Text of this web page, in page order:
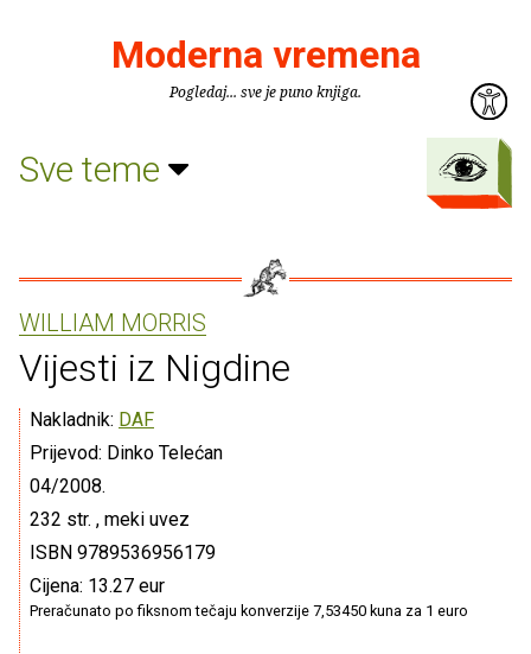
Moderna vremena
Pogledaj... sve je puno knjiga.
Sve teme
WILLIAM MORRIS
Vijesti iz Nigdine
Nakladnik: DAF
Prijevod: Dinko Telećan
04/2008.
232 str. , meki uvez
ISBN 9789536956179
Cijena: 13.27 eur
Preračunato po fiksnom tečaju konverzije 7,53450 kuna za 1 euro